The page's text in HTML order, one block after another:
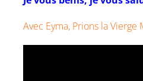
Avec Eyma, Prions la Vierge